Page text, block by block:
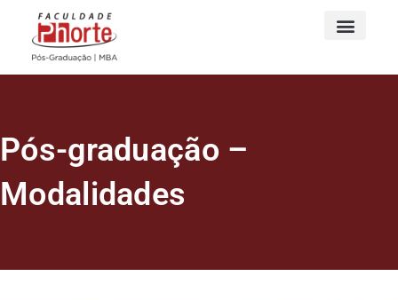
Pós-graduação –
Modalidades